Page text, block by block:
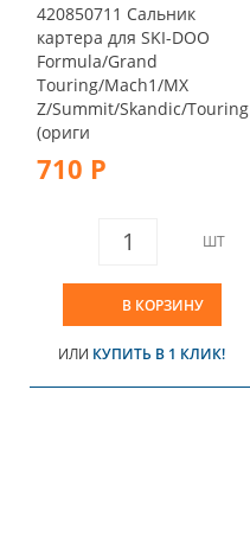
420850711 Сальник
картера для SKI-DOO
Formula/Grand
Touring/Mach1/MX
Z/Summit/Skandic/Touring
(ориги
710 Р
ШТ
В КОРЗИНУ
ИЛИ КУПИТЬ В 1 КЛИК!